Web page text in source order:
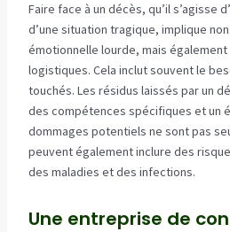
Faire face à un décès, qu’il s’agisse
d’une situation tragique, implique
émotionnelle lourde, mais
logistiques. Cela inclut souvent le
touchés. Les résidus laissés par un
des compétences spécifiques et un
dommages potentiels ne sont pas
peuvent également inclure des
des maladies et des infections.
Une entreprise de